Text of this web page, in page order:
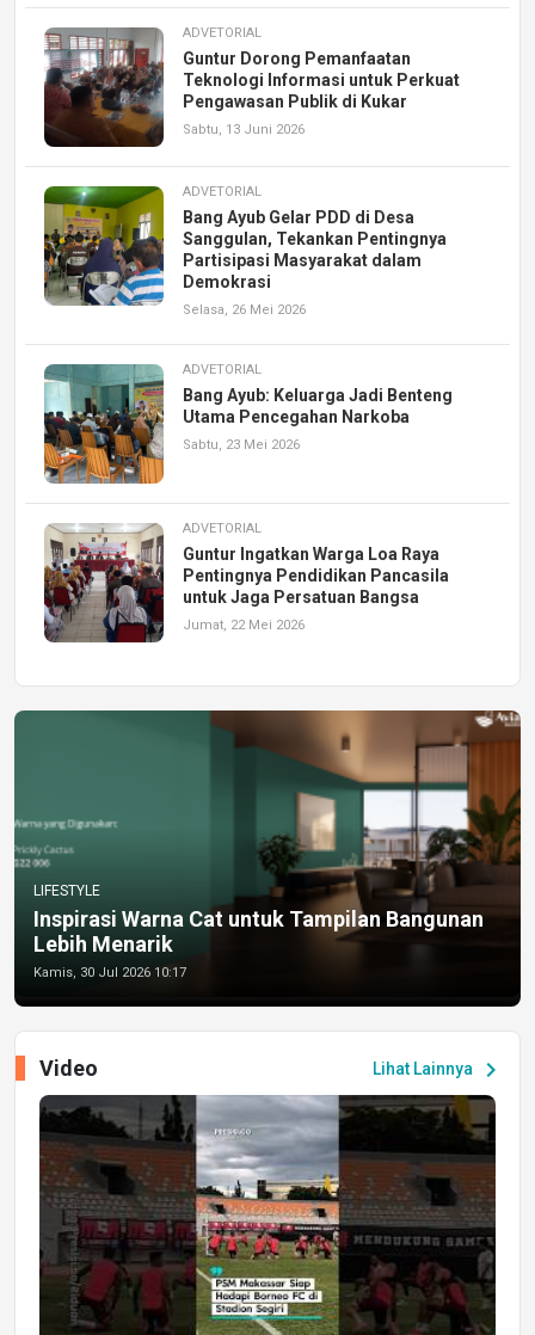
ADVETORIAL
Guntur Dorong Pemanfaatan
Teknologi Informasi untuk Perkuat
Pengawasan Publik di Kukar
Sabtu, 13 Juni 2026
ADVETORIAL
Bang Ayub Gelar PDD di Desa
Sanggulan, Tekankan Pentingnya
Partisipasi Masyarakat dalam
Demokrasi
Selasa, 26 Mei 2026
ADVETORIAL
Bang Ayub: Keluarga Jadi Benteng
Utama Pencegahan Narkoba
Sabtu, 23 Mei 2026
ADVETORIAL
Guntur Ingatkan Warga Loa Raya
Pentingnya Pendidikan Pancasila
untuk Jaga Persatuan Bangsa
Jumat, 22 Mei 2026
LIFESTYLE
Inspirasi Warna Cat untuk Tampilan Bangunan
Lebih Menarik
Kamis, 30 Jul 2026 10:17
Lihat Lainnya chevron_right
Video